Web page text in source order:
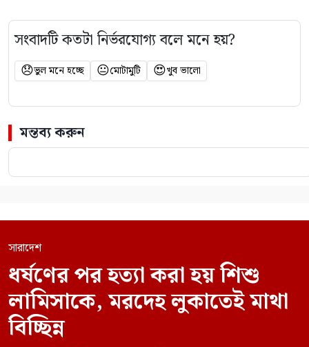
সংবাদটি কতটা নির্ভরযোগ্য বলে মনে হয়?
😞ভুল মনে হচ্ছে 😐মোটামুটি 😍খুব ভালো
মন্তব্য করুন
সারাদেশ
ধর্ষণের পর হত্যা করা হয় শিশু
লামিসাকে, মরদেহ লুকাতেই মাথা
বিচ্ছিন্ন